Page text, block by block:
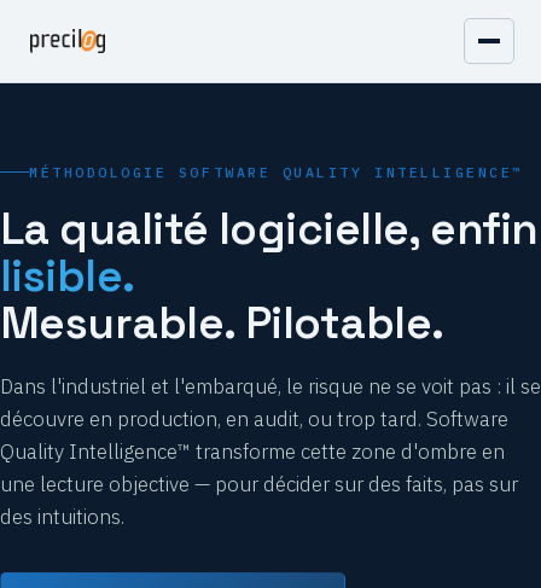
MÉTHODOLOGIE SOFTWARE QUALITY INTELLIGENCE™
La qualité logicielle, enfin
lisible.
Mesurable. Pilotable.
Dans l'industriel et l'embarqué, le risque ne se voit pas : il se
découvre en production, en audit, ou trop tard. Software
Quality Intelligence™ transforme cette zone d'ombre en
une lecture objective — pour décider sur des faits, pas sur
des intuitions.